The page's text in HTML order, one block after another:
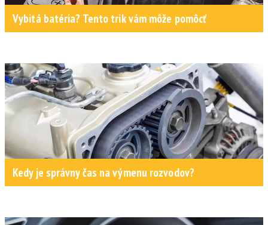
Vybitá batéria? Tento trik vám môže pomôcť
Kedy je správny čas na výmenu rozvodov?